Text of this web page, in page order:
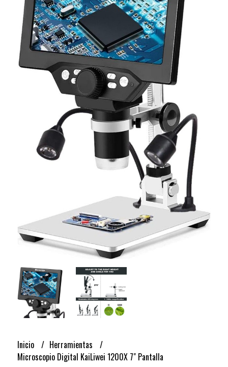
Inicio
Herramientas
Microscopio Digital KaiLiwei 1200X 7" Pantalla